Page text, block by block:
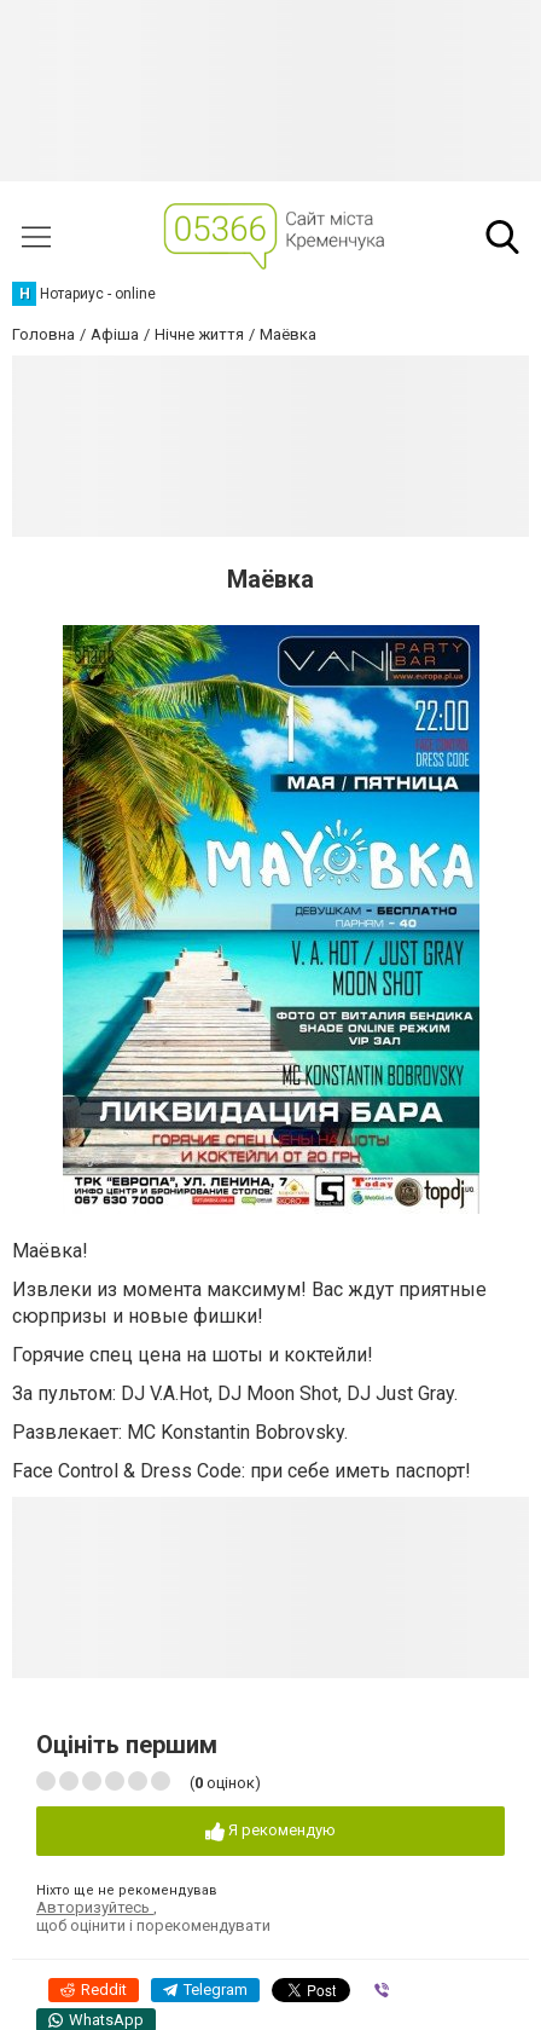
Н Нотариус - online
Головна Афіша Нічне життя Маёвка
Маёвка
Маёвка!
Извлеки из момента максимум! Вас ждут приятные
сюрпризы и новые фишки!
Горячие спец цена на шоты и коктейли!
За пультом: DJ V.A.Hot, DJ Moon Shot, DJ Just Gray.
Развлекает: MC Konstantin Bobrovsky.
Face Control & Dress Code: при себе иметь паспорт!
Оцініть першим
(0 оцінок)
Я рекомендую
Ніхто ще не рекомендував
Авторизуйтесь
щоб оцінити і порекомендувати
Reddit Telegram
WhatsApp